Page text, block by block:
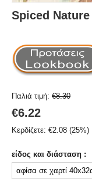
Spiced
Παλιά τιμή: €8.30
€6.22
Κερδίζετε: €2.08 (25%)
είδος και διάσταση :